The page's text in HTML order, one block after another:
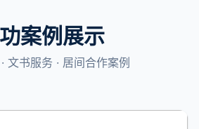
案例展示
文书服务 · 居间合作案例